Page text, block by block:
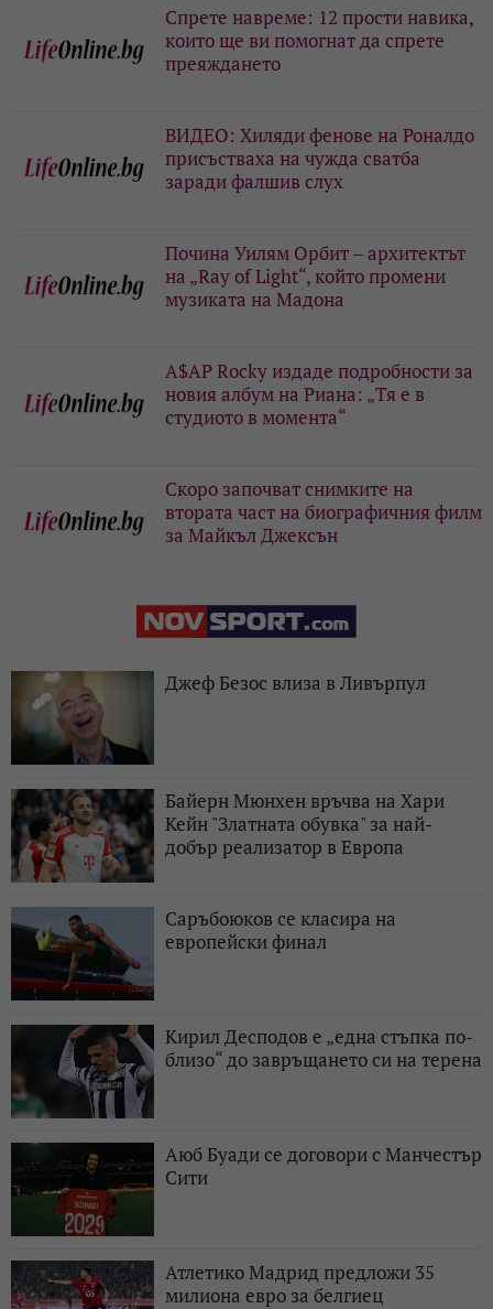
Спрете навреме: 12 прости навика,
които ще ви помогнат да спрете
преяждането
ВИДЕО: Хиляди фенове на Роналдо
присъстваха на чужда сватба
заради фалшив слух
Почина Уилям Орбит – архитектът
на „Ray of Light“, който промени
музиката на Мадона
A$AP Rocky издаде подробности за
новия албум на Риана: „Тя е в
студиото в момента“
Скоро започват снимките на
втората част на биографичния филм
за Майкъл Джексън
Джеф Безос влиза в Ливърпул
Байерн Мюнхен връчва на Хари
Кейн "Златната обувка" за най-
добър реализатор в Европа
Саръбоюков се класира на
европейски финал
Кирил Десподов e „една стъпка по-
близо“ до завръщането си на терена
Аюб Буади се договори с Манчестър
Сити
Атлетико Мадрид предложи 35
милиона евро за белгиец